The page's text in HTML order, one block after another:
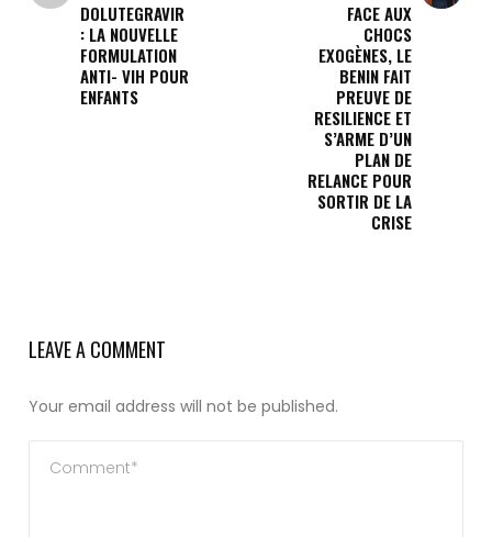
DOLUTEGRAVIR
: LA NOUVELLE
FORMULATION
ANTI- VIH POUR
ENFANTS
FACE AUX
CHOCS
EXOGÈNES, LE
BENIN FAIT
PREUVE DE
RESILIENCE ET
S’ARME D’UN
PLAN DE
RELANCE POUR
SORTIR DE LA
CRISE
LEAVE A COMMENT
Your email address will not be published.